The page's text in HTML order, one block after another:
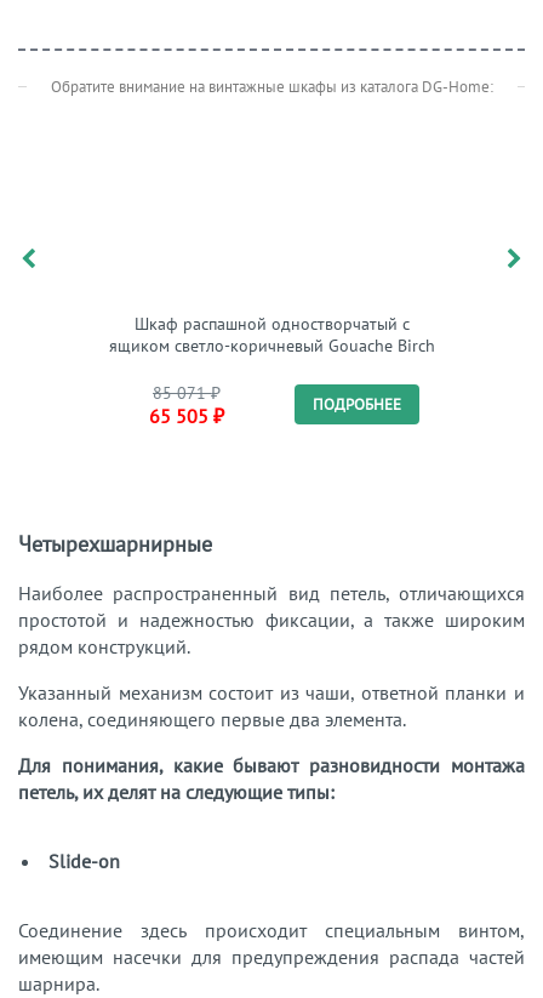
Обратите внимание на винтажные шкафы из каталога DG-Home:
Шкаф распашной одностворчатый с
ящиком светло-коричневый Gouache Birch
85 071 ₽
65 505 ₽ ПОДРОБНЕЕ
Четырехшарнирные
Наиболее распространенный вид петель, отличающихся
простотой и надежностью фиксации, а также широким
рядом конструкций.
Указанный механизм состоит из чаши, ответной планки и
колена, соединяющего первые два элемента.
Для понимания, какие бывают разновидности монтажа
петель, их делят на следующие типы:
Slide-on
Соединение здесь происходит специальным винтом,
имеющим насечки для предупреждения распада частей
шарнира.